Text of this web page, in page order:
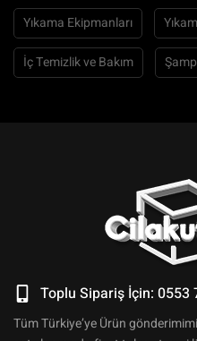
Yıkama Ekipmanları
İç Temizlik ve Bakım
Toplu Sipariş İçin: 0553
Tüm Türkiye’ye Ürün